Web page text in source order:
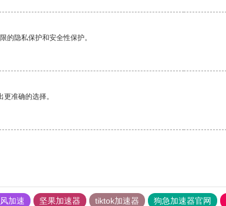
的隐私保护和安全性保护。
准确的选择。
加速 坚果加速器 tiktok加速器 狗急加速器官网